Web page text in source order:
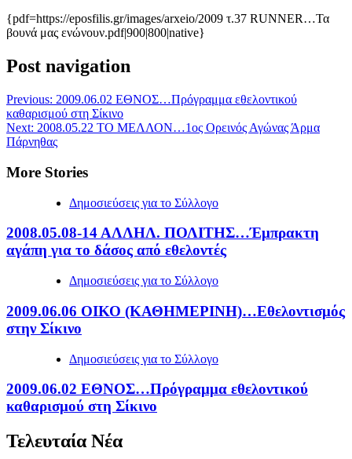
{pdf=https://eposfilis.gr/images/arxeio/2009 τ.37 RUNNER…Τα
βουνά μας ενώνουν.pdf|900|800|native}
Post navigation
Previous: 2009.06.02 ΕΘΝΟΣ…Πρόγραμμα εθελοντικού
καθαρισμού στη Σίκινο
Next: 2008.05.22 ΤΟ ΜΕΛΛΟΝ…1ος Ορεινός Αγώνας Άρμα
Πάρνηθας
More Stories
Δημοσιεύσεις για το Σύλλογο
2008.05.08-14 ΑΛΛΗΛ. ΠΟΛΙΤΗΣ…Έμπρακτη
αγάπη για το δάσος από εθελοντές
Δημοσιεύσεις για το Σύλλογο
2009.06.06 ΟΙΚΟ (ΚΑΘΗΜΕΡΙΝΗ)…Εθελοντισμός
στην Σίκινο
Δημοσιεύσεις για το Σύλλογο
2009.06.02 ΕΘΝΟΣ…Πρόγραμμα εθελοντικού
καθαρισμού στη Σίκινο
Τελευταία Νέα